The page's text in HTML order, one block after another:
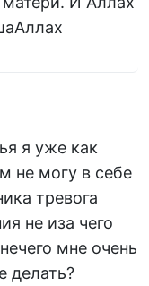
я уже как
не могу в себе
тревога
не иза чего
мне очень
делать?